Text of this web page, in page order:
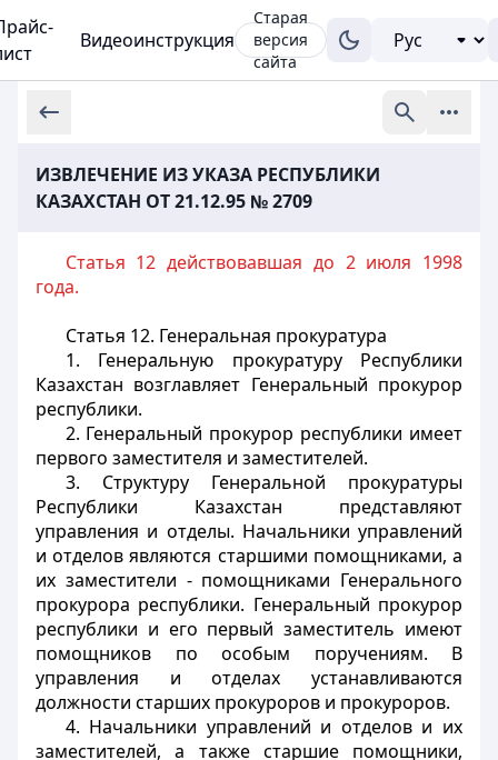
Видеоинструкция
Старая
версия
сайта
ИЗВЛЕЧЕНИЕ ИЗ УКАЗА РЕСПУБЛИКИ
КАЗАХСТАН ОТ 21.12.95 № 2709
Статья 12 действовавшая до 2 июля 1998
года.
Статья 12. Генеральная прокуратура
1. Генеральную прокуратуру Республики
Казахстан возглавляет Генеральный прокурор
республики.
2. Генеральный прокурор республики имеет
первого заместителя и заместителей.
3. Структуру Генеральной прокуратуры
Республики Казахстан представляют
управления и отделы. Начальники управлений
и отделов являются старшими помощниками, а
их заместители - помощниками Генерального
прокурора республики. Генеральный прокурор
республики и его первый заместитель имеют
помощников по особым поручениям. В
управления и отделах устанавливаются
должности старших прокуроров и прокуроров.
4. Начальники управлений и отделов и их
заместителей, а также старшие помощники,